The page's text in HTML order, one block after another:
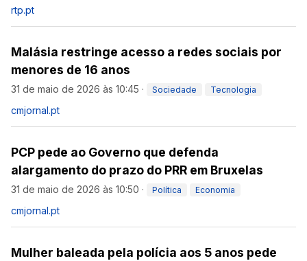
rtp.pt
Malásia restringe acesso a redes sociais por
menores de 16 anos
31 de maio de 2026 às 10:45 · Sociedade Tecnologia
cmjornal.pt
PCP pede ao Governo que defenda
alargamento do prazo do PRR em Bruxelas
31 de maio de 2026 às 10:50 · Política Economia
cmjornal.pt
Mulher baleada pela polícia aos 5 anos pede